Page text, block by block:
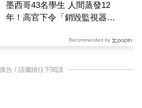
墨西哥43名學生 人間蒸發12
年！高官下令「銷毀監視器」
Recommended by
廣告 / 請繼續往下閱讀